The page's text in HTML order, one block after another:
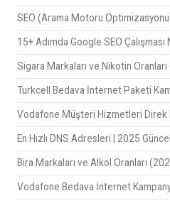
SEO (Arama Motoru Optimizasyonu)
15+ Adımda Google SEO Çalışması
Sigara Markaları ve Nikotin
Turkcell Bedava İnternet Paketi
Vodafone Müşteri Hizmetleri Direk
En Hızlı DNS Adresleri | 2025
Bira Markaları ve Alkol Oranları
Vodafone Bedava İnternet